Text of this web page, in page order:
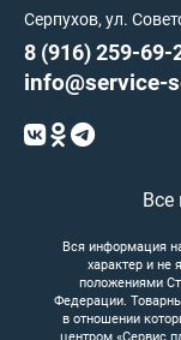
Серпухов, ул.
8 (916) 259-69-
info@service-
Вся информация
характер и не
положениями
Федерации.
в отношении